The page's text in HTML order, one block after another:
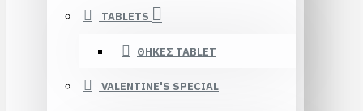
TABLETS
ΘΗΚΕΣ TABLET
VALENTINE'S SPECIAL